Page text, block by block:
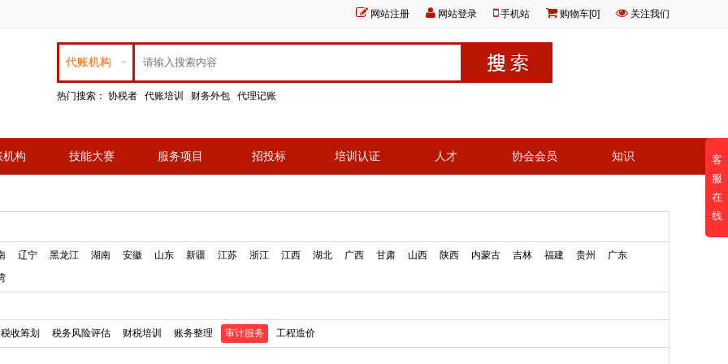
网站注册 网站登录 手机站 购物车[0] 关注我们
代账机构
热门搜索： 协税者 代账培训 财务外包 代理记账
机构 技能大赛 服务项目 招投标 培训认证 人才 协会会员 知识
辽宁 黑龙江 湖南 安徽 山东 新疆 江苏 浙江 江西 湖北 广西 甘肃 山西 陕西 内蒙古 吉林 福建 贵州
广东
税收筹划 税务风险评估 财税培训 账务整理 审计服务 工程造价
客
服
在
线